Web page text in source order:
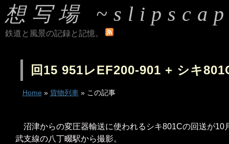
想写場
鉄道と風景の記録と記憶。
回15 951レEF200-901 + シキ
Home » 貨物列車» この記事
沼津からの変圧器輸送に使われるシキ801Cの回送が
武支線の八丁畷駅から撮影。